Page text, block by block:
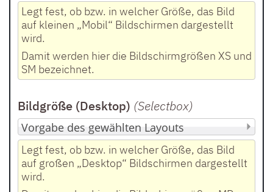
Legt fest, ob bzw. in welcher Größe, das Bild
auf kleinen „Mobil“ Bildschirmen dargestellt
wird.
Damit werden hier die Bildschirmgrößen XS und
SM bezeichnet.
Bildgröße (Desktop) (Selectbox)
Legt fest, ob bzw. in welcher Größe, das Bild
auf großen „Desktop“ Bildschirmen dargestellt
wird.